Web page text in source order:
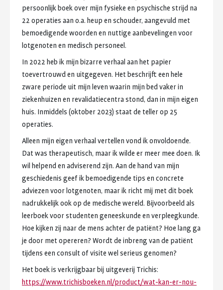
persoonlijk boek over mijn fysieke en psychische strijd na
22 operaties aan o.a. heup en schouder, aangevuld met
bemoedigende woorden en nuttige aanbevelingen voor
lotgenoten en medisch personeel.
In 2022 heb ik mijn bizarre verhaal aan het papier
toevertrouwd en uitgegeven. Het beschrijft een hele
zware periode uit mijn leven waarin mijn bed vakerin
ziekenhuizen en revalidatiecentrastond, dan in mijn eigen
huis. Inmiddels (oktober 2023) staat de tellerop 25
operaties.
Alleen mijn eigen verhaal vertellen vond ik onvoldoende.
Dat was therapeutisch, maarik wilde er meer mee doen. Ik
wil helpend en adviserend zijn. Aan de hand van mijn
geschiedenis geef ik bemoedigende tips en concrete
adviezen voorlotgenoten, maarik richt mij met dit boek
nadrukkelijk ook op de medische wereld. Bijvoorbeeld als
leerboek voorstudenten geneeskunde en verpleegkunde.
Hoe kijken zij naarde mens achterde patiënt? Hoe lang ga
je door met opereren? Wordt de inbreng van de patiënt
tijdens een consult of visite wel serieus genomen?
Het boek is verkrijgbaarbij uitgeverij Trichis:
https://www.trichisboeken.nl/product/wat-kan-er-nou-